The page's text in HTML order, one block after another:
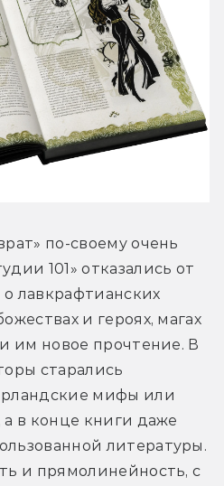
по-своему очень
101» отказались от
лавкрафтианских
и героях, магах
им новое прочтение. В
старались
мифы или
а в конце книги даже
литературы.
и прямолинейность, с